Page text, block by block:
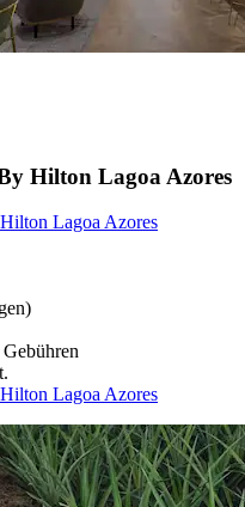
Hilton Lagoa Azores
Lagoa Azores
Lagoa Azores